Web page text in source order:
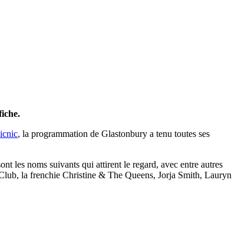
, la programmation de Glastonbury a tenu toutes ses
les noms suivants qui attirent le regard, avec entre autres
la frenchie Christine & The Queens, Jorja Smith, Lauryn